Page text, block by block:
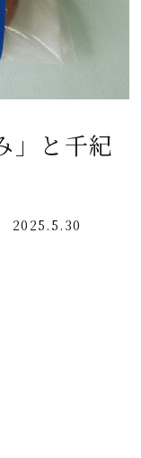
」と千紀
2025.5.30